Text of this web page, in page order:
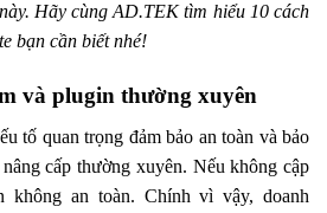
Hãy cùng AD.TEK tìm hiểu 10 cách
bạn cần biết nhé!
và plugin thường xuyên
tố quan trọng đảm bảo an toàn và bảo
cấp thường xuyên. Nếu không cập
không an toàn. Chính vì vậy, doanh